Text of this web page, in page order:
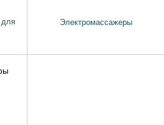
Электромассажеры